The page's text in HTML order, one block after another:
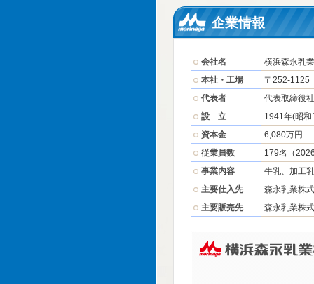
企業情報
会社名
横浜森永乳
本社・工場
〒252-1125
代表者
代表取締役
設 立
1941年(昭
資本金
6,080万円
従業員数
179名（
事業内容
牛乳、加工
主要仕入先
森永乳業株
主要販売先
森永乳業株